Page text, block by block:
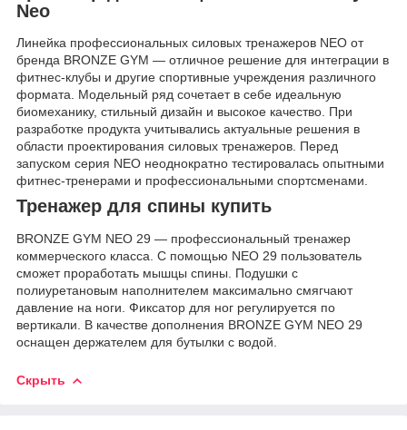
Neo
Линейка профессиональных силовых тренажеров NEO от
бренда BRONZE GYM — отличное решение для интеграции в
фитнес-клубы и другие спортивные учреждения различного
формата. Модельный ряд сочетает в себе идеальную
биомеханику, стильный дизайн и высокое качество. При
разработке продукта учитывались актуальные решения в
области проектирования силовых тренажеров. Перед
запуском серия NEO неоднократно тестировалась опытными
фитнес-тренерами и профессиональными спортсменами.
Тренажер для спины купить
BRONZE GYM NEO 29 — профессиональный тренажер
коммерческого класса. C помощью NEO 29 пользователь
сможет проработать мышцы спины. Подушки с
полиуретановым наполнителем максимально смягчают
давление на ноги. Фиксатор для ног регулируется по
вертикали. В качестве дополнения BRONZE GYM NEO 29
оснащен держателем для бутылки с водой.
Скрыть